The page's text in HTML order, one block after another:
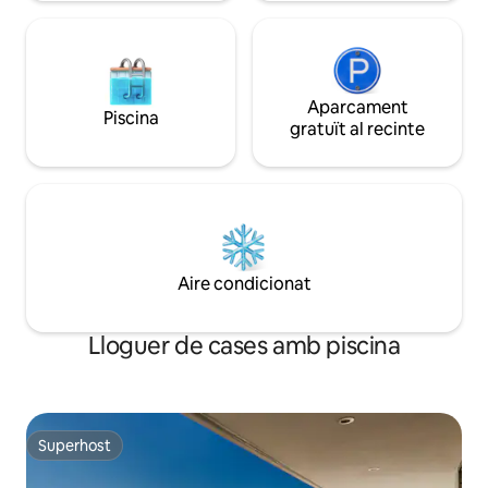
Piscina
Aparcament
gratuït al recinte
Aire condicionat
Lloguer de cases amb piscina
Superhost
Superhost